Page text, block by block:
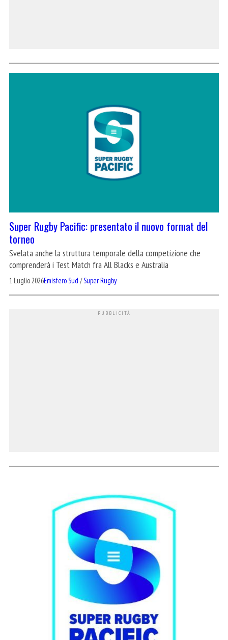
Super Rugby Pacific: presentato il nuovo format del
torneo
Svelata anche la struttura temporale della competizione che
comprenderà i Test Match fra All Blacks e Australia
1 Luglio 2026Emisfero Sud /Super Rugby